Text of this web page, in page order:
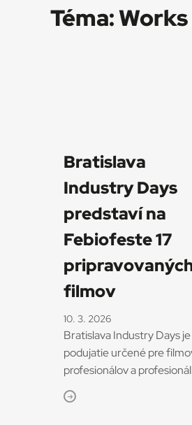
Téma:
Bratislava
Industry Days
predstaví na
Febiofeste 17
filmov
10. 3. 2026
Bratislava Industry Days je
podujatie určené pre
profesionálov a
Jeho zámerom je vytvoriť
a prehĺbiť spoluprácu